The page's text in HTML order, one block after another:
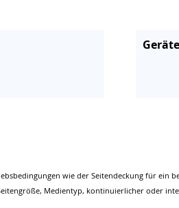
wie der Seitendeckung für ein
Medientyp, kontinuierlicher oder